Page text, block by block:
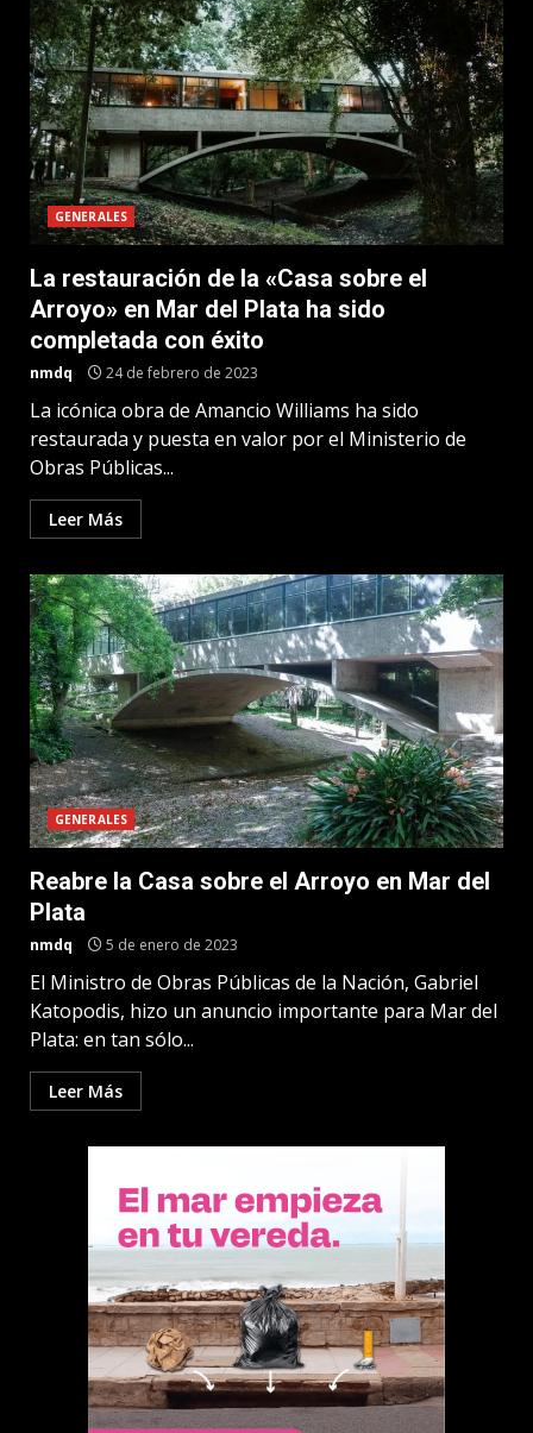
GENERALES
La restauración de la «Casa sobre el
Arroyo» en Mar del Plata ha sido
completada con éxito
nmdq 24 de febrero de 2023
La icónica obra de Amancio Williams ha sido
restaurada y puesta en valor por el Ministerio de
Obras Públicas...
Leer Más
GENERALES
Reabre la Casa sobre el Arroyo en Mar del
Plata
nmdq 5 de enero de 2023
El Ministro de Obras Públicas de la Nación, Gabriel
Katopodis, hizo un anuncio importante para Mar del
Plata: en tan sólo...
Leer Más